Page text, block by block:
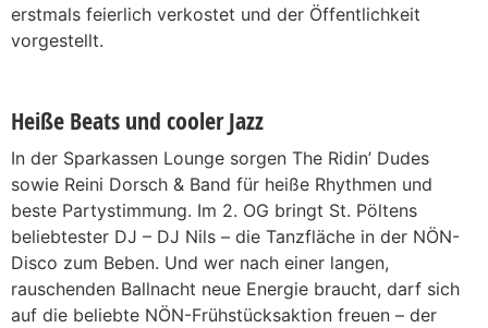
erstmals feierlich verkostet und der Öffentlichkeit
vorgestellt.
Heiße Beats und cooler Jazz
In der Sparkassen Lounge sorgen The Ridin’ Dudes
sowie Reini Dorsch & Band für heiße Rhythmen und
beste Partystimmung. Im 2. OG bringt St. Pöltens
beliebtester DJ – DJ Nils – die Tanzfläche in der NÖN-
Disco zum Beben. Und wer nach einer langen,
rauschenden Ballnacht neue Energie braucht, darf sich
auf die beliebte NÖN-Frühstücksaktion freuen – der